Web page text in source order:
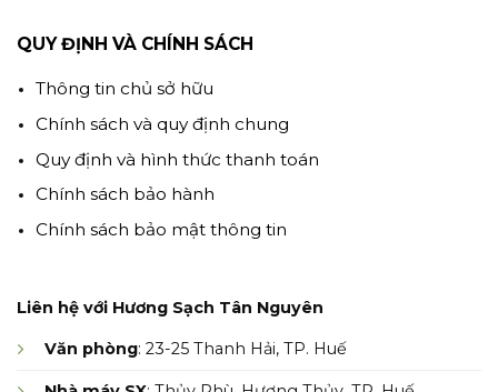
QUY ĐỊNH VÀ CHÍNH SÁCH
Thông tin chủ sở hữu
Chính sách và quy định chung
Quy định và hình thức thanh toán
Chính sách bảo hành
Chính sách bảo mật thông tin
Liên hệ với Hương Sạch Tân Nguyên
Văn phòng: 23-25 Thanh Hải, TP. Huế